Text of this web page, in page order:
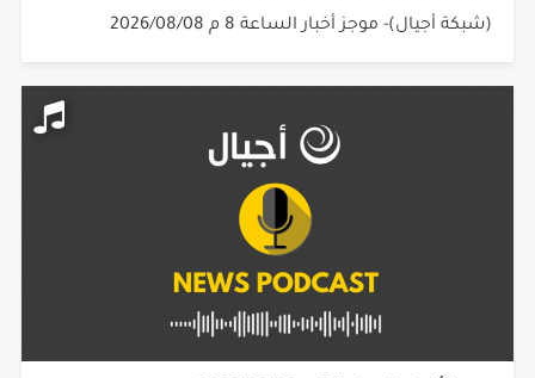
(شبكة أجيال)- موجز أخبار الساعة 8 م 2026/08/08